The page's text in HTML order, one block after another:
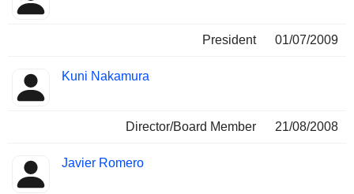
President 01/07/2009
Kuni Nakamura
Director/Board Member 21/08/2008
Javier Romero